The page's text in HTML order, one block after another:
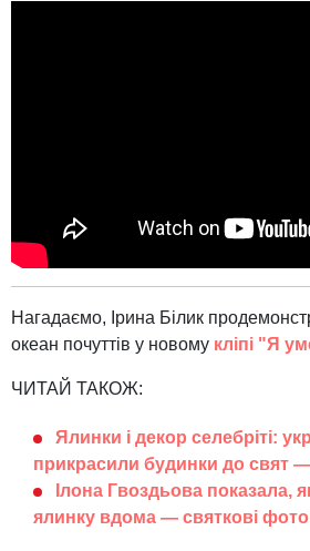
Нагадаємо, Ірина Білик
океан почуттів у новому кліпі "Я
ЧИТАЙ ТАКОЖ:
Ялинки і декор селебріті:
прикрасили будинки до свят
Ілона Гвоздьова показала,
ялинку вдома — святкові фото